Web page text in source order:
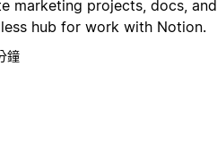
marketing projects, docs, and
hub for work with Notion.
鐘